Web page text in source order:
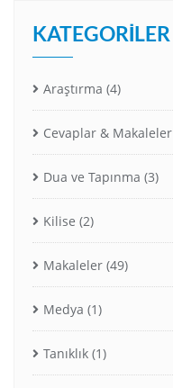
KATEGORILER
Araştırma (4)
Cevaplar & Makaleler
Dua ve Tapınma (3)
Kilise (2)
Makaleler (49)
Medya (1)
Tanıklık (1)